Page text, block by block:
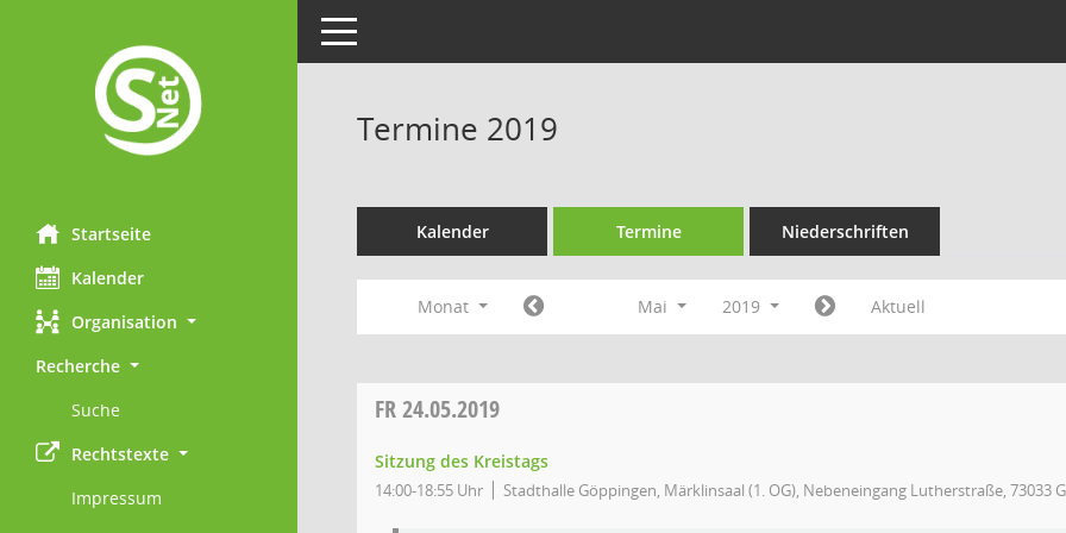
Startseite
Kalender
Organisation
Recherche
Suche
Rechtstexte
Impressum
Toggle navigation
Termine 2019
Kalender Termine Niederschriften
Monat Mai 2019 Aktuell
FR24.05.2019
Sitzung des Kreistags
14:00-18:55 Uhr Stadthalle Göppingen, Märklinsaal (1. OG), Nebeneingang Lutherstraße, 73033